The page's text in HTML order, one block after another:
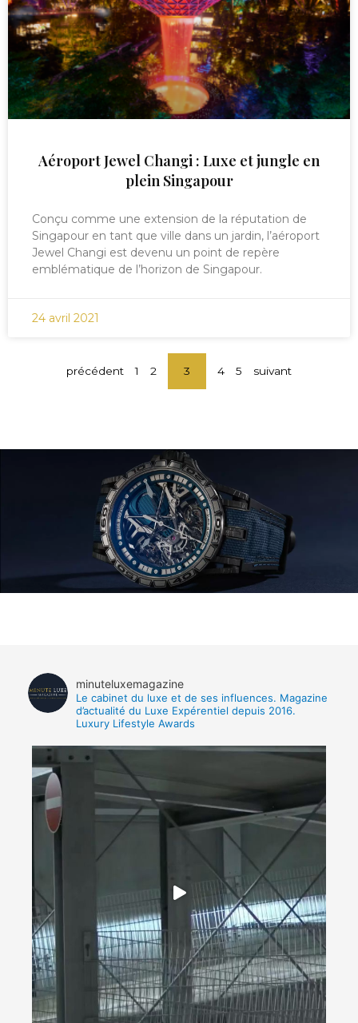
Aéroport Jewel Changi : Luxe et jungle en
plein Singapour
Conçu comme une extension de la réputation de
Singapour en tant que ville dans un jardin, l’aéroport
Jewel Changi est devenu un point de repère
emblématique de l’horizon de Singapour.
24 avril 2021
précédent 1 2 3 4 5 suivant
minuteluxemagazine
Le cabinet du luxe et de ses influences. Magazine
d’actualité du Luxe Expérentiel depuis 2016.
Luxury Lifestyle Awards